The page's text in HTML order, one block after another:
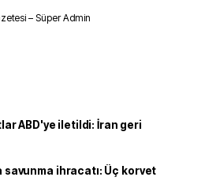
– Süper Admin
ABD'ye iletildi: İran geri
ihracatı: Üç korvet